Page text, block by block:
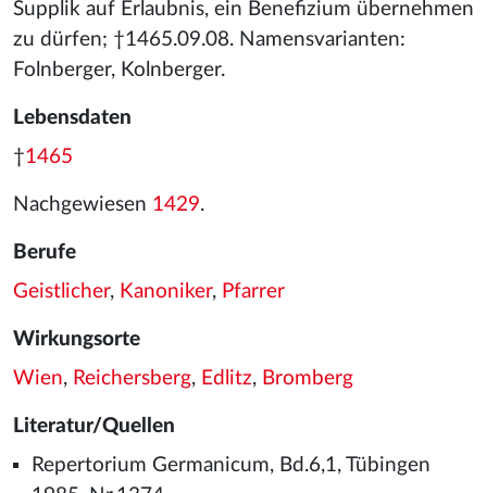
Supplik auf Erlaubnis, ein Benefizium übernehmen
zu dürfen; †1465.09.08. Namensvarianten:
Folnberger, Kolnberger.
Lebensdaten
†1465
Nachgewiesen 1429.
Berufe
Geistlicher, Kanoniker, Pfarrer
Wirkungsorte
Wien, Reichersberg, Edlitz, Bromberg
Literatur/Quellen
Repertorium Germanicum, Bd.6,1, Tübingen